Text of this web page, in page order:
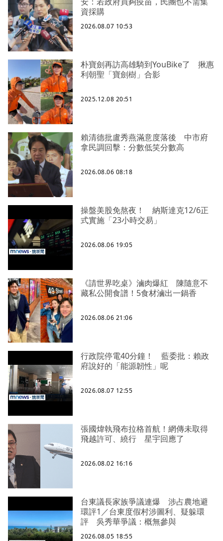
資採購
2026.08.07 10:53
朴寶劍再訪高雄騎到YouBike了 揪惠
利朝聖「寶劍樹」合影
2025.12.08 20:51
賴清德批盧秀燕滿意度落後 中市府
拿民調回擊：分數低笑分數高
2026.08.06 08:18
操盤美股免熬夜！ 納斯達克12/6正
式實施「23小時交易」
2026.08.06 19:05
《請世界吃桌》滷肉爆紅 陳隨意不
藏私公開食譜！5食材滷出一鍋香
2026.08.06 21:06
行政院停電40分鐘！ 藍委批：賴政
府說好的「能源韌性」呢
2026.08.07 12:55
張國煒執飛布拉格首航！網傳未取得
飛越許可、繞行 星宇回應了
2026.08.02 16:16
台東議長家族爭議連爆 涉占農地避
環評1／台東度假村涉圖利、疑躲環
評 吳秀華爭議：概無參與
2026.08.05 18:55